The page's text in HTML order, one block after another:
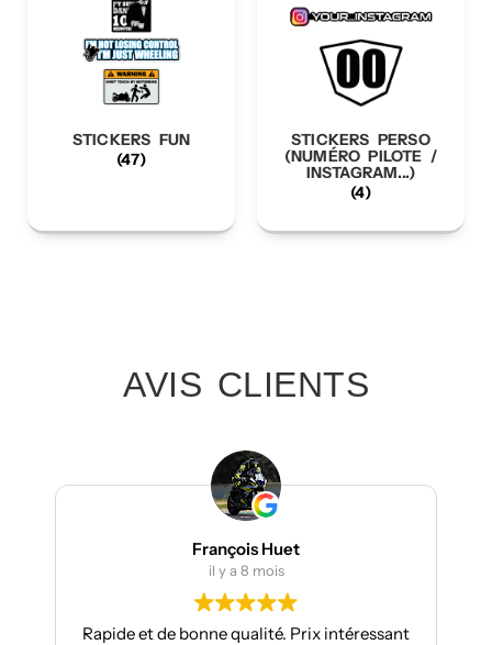
STICKERS FUN
(47)
STICKERS PERSO
(NUMÉRO PILOTE /
INSTAGRAM...)
(4)
AVIS CLIENTS
François Huet
il y a 8 mois
Rapide et de bonne qualité. Prix intéressant